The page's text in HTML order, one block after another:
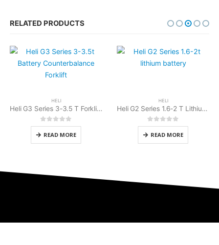
RELATED PRODUCTS
HELI
Heli G3 Series 3-3.5 T Forklift Electric Counterbalance
0out of 5
READ MORE
HELI
Heli G2 Series 1.6-2 T Lithium Battery Reach Truck
0out of 5
READ MORE